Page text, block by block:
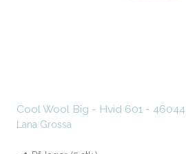
Cool Wool Big - Hvid 601 - 46044
Lana Grossa